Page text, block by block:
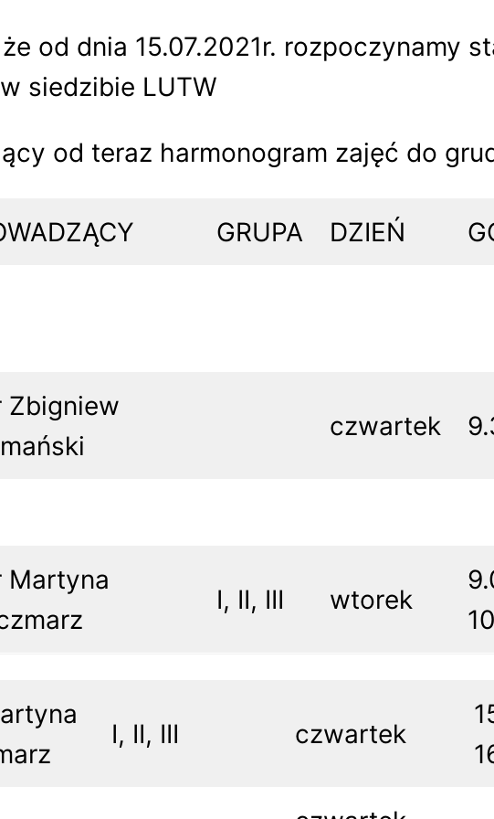
od dnia 15.07.2021r. rozpoczynamy
siedzibie LUTW
od teraz harmonogram zajęć do
GRUPA DZIEŃ
Zbigniew
czwartek
Martyna
I, II, III wtorek
I, II, III czwartek